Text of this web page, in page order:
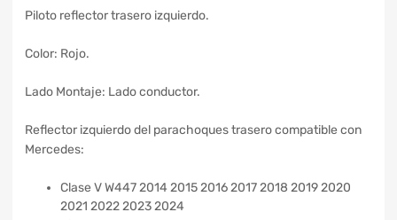
Piloto reflector trasero izquierdo.
Color: Rojo.
Lado Montaje: Lado conductor.
Reflector izquierdo del parachoques trasero compatible con
Mercedes:
Clase V W447 2014 2015 2016 2017 2018 2019 2020
2021 2022 2023 2024